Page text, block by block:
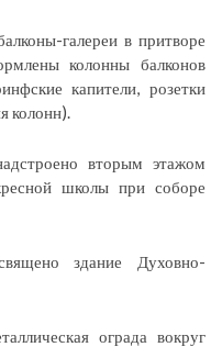
галереи в притворе
колонны балконов
капители, розетки
колонн).
вторым этажом
школы при соборе
здание Духовно-
ограда вокруг